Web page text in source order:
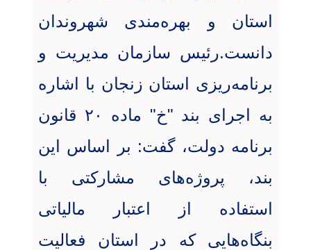
استان و بهره‌مندی شهروندان
دانست.رئیس سازمان مدیریت و
برنامه‌ریزی استان زنجان با اشاره
به اجرای بند "خ" ماده ۲۰ قانون
برنامه دولت، گفت: بر اساس این
بند، پروژه‌های مشارکتی با
استفاده از اعتبار مالیاتی
بنگاه‌هایی که در استان فعالیت